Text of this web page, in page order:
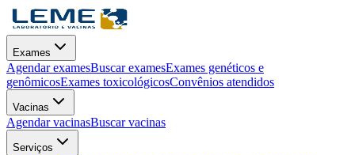
Exames
Agendar examesBuscar examesExames genéticos e
genômicosExames toxicológicosConvênios atendidos
Vacinas
Agendar vacinasBuscar vacinas
Serviços